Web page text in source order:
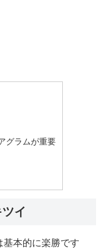
グラムが重要
イ
本的に楽勝です